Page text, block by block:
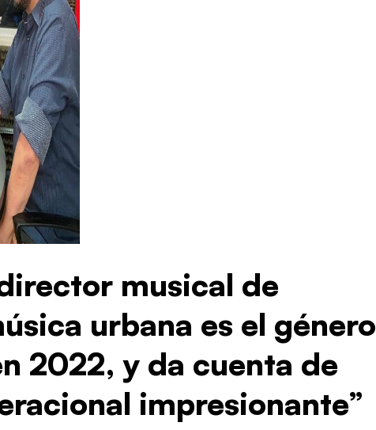
musical de
urbana es el género
2022, y da cuenta de
impresionante”